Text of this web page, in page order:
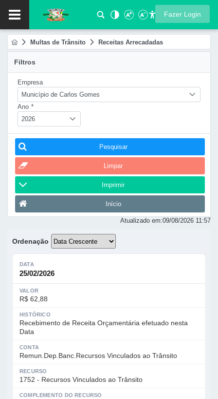
Fazer Login
Multas de Trânsito Receitas Arrecadadas
Filtros
Empresa
Município de Carlos Gomes
Ano *
2026
Pesquisar
Limpar
Imprimir
Início
Atualizado em:09/08/2026 11:57
Ordenação
DATA
25/02/2026
VALOR
R$ 62,88
HISTÓRICO
Recebimento de Receita Orçamentária efetuado nesta
Data
CONTA
Remun.Dep.Banc.Recursos Vinculados ao Trânsito
RECURSO
1752 - Recursos Vinculados ao Trânsito
COMPLEMENTO DO RECURSO